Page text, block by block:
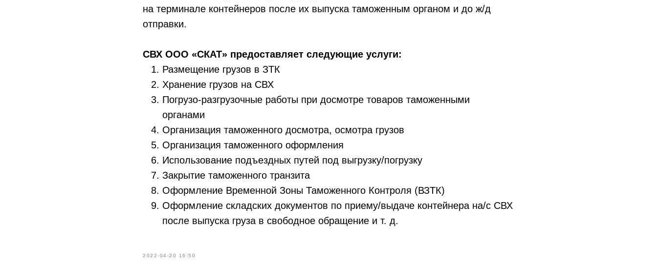
на терминале контейнеров после их выпуска таможенным органом и до ж/д
отправки.
СВХ ООО «СКАТ» предоставляет следующие услуги:
Размещение грузов в ЗТК
Хранение грузов на СВХ
Погрузо-разгрузочные работы при досмотре товаров таможенными
органами
Организация таможенного досмотра, осмотра грузов
Организация таможенного оформления
Использование подъездных путей под выгрузку/погрузку
Закрытие таможенного транзита
Оформление Временной Зоны Таможенного Контроля (ВЗТК)
Оформление складских документов по приему/выдаче контейнера на/с СВХ
после выпуска груза в свободное обращение и т. д.
2022-04-20 16:50